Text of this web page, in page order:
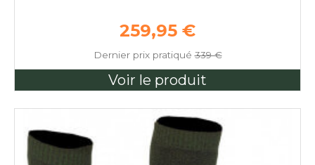
Prix de base
259,95 €
Dernier prix pratiqué339 €
Voir le produit